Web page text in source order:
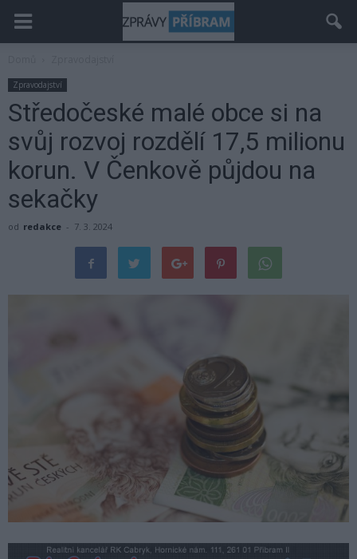
Zpravodajství
Středočeské malé obce si na
svůj rozvoj rozdělí 17,5 milionu
korun. V Čenkově půjdou na
sekačky
od redakce - 7. 3. 2024